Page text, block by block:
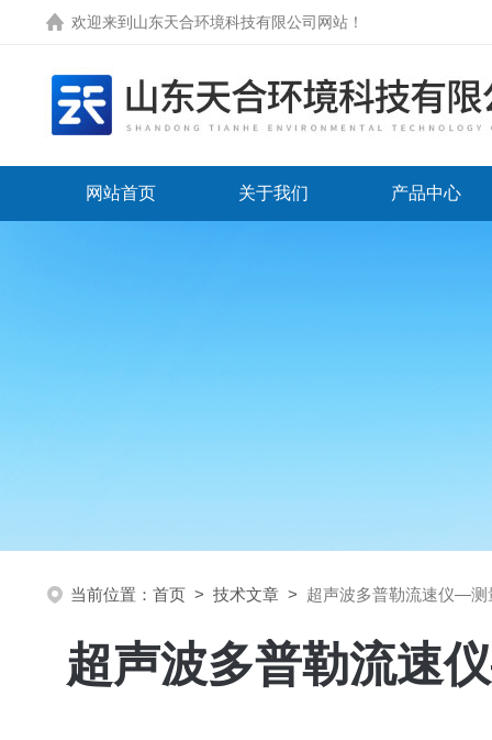
欢迎来到 山东天合环境科技有限公司网站 ！
网站首页 关于我们 产品中心
当前位置： 首页 > 技术文章 > 超声波多普勒流速仪—测
超声波多普勒流速